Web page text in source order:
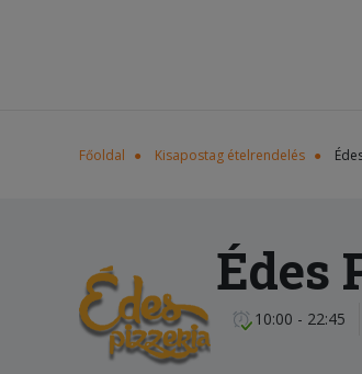
Főoldal Kisapostag ételrendelés
Édes
10:00 - 22:45